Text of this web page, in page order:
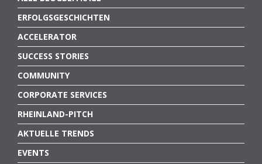
ERFOLGSGESCHICHTEN
ACCELERATOR
SUCCESS STORIES
COMMUNITY
CORPORATE SERVICES
RHEINLAND-PITCH
AKTUELLE TRENDS
EVENTS